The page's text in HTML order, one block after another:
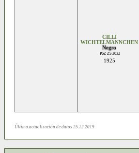
CILLI
WICHTELMANNCHEN
Negro
PSZ ZS 2032
1925
Última actualización de datos 25.12.2019